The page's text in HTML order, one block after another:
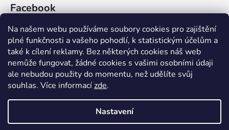
Na našem webu používáme soubory cookies pro zajištění
plné funkčnosti a vašeho pohodlí, k statistickým účelům a
také k cílení reklamy. Bez některých cookies náš web
nemůže fungovat, žádné cookies s vašimi osobními údaji
ale nebudou použity do momentu, než udělíte svůj
souhlas. Více informacízde.
Nastavení
Facebook
Partnerská prodejna Barefoot Plzeň